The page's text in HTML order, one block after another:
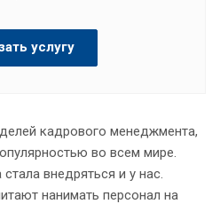
услугу
кадрового менеджмента,
во всем мире.
внедряться и у нас.
нанимать персонал на